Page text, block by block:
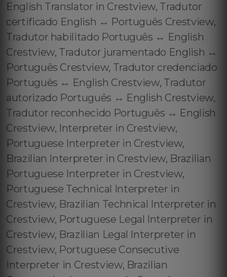
English Translator in Crestview, Tradutor
certificado English ↔️ Português Crestview,
Tradutor habilitado Português ↔️ English
Crestview, Tradutor juramentado English ↔️
Português Crestview, Tradutor credenciado
Português ↔️ English Crestview, Tradutor
autorizado Português ↔️ English Crestview,
Tradutor reconhecido Português ↔️ English
Crestview, Interpreter in Crestview,
Portuguese Interpreter in Crestview,
Brazilian Interpreter in Crestview, Brazilian
Portuguese Interpreter in Crestview,
Portuguese Technical Interpreter in
Crestview, Brazilian Technical Interpreter in
Crestview, Portuguese Legal Interpreter in
Crestview, Brazilian Legal Interpreter in
Crestview, Portuguese Consecutive
Interpreter in Crestview, Brazilian